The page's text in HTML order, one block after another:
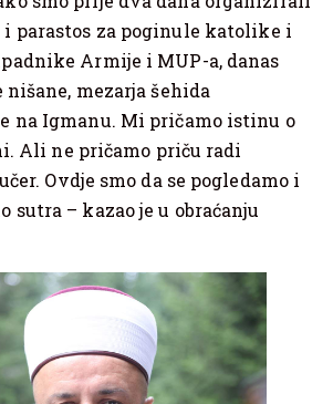
parastos za poginule katolike i
Armije i MUP-a, danas
mezarja šehida
na Igmanu. Mi pričamo istinu o
Ali ne pričamo priču radi
Ovdje smo da se pogledamo i
sutra – kazao je u obraćanju